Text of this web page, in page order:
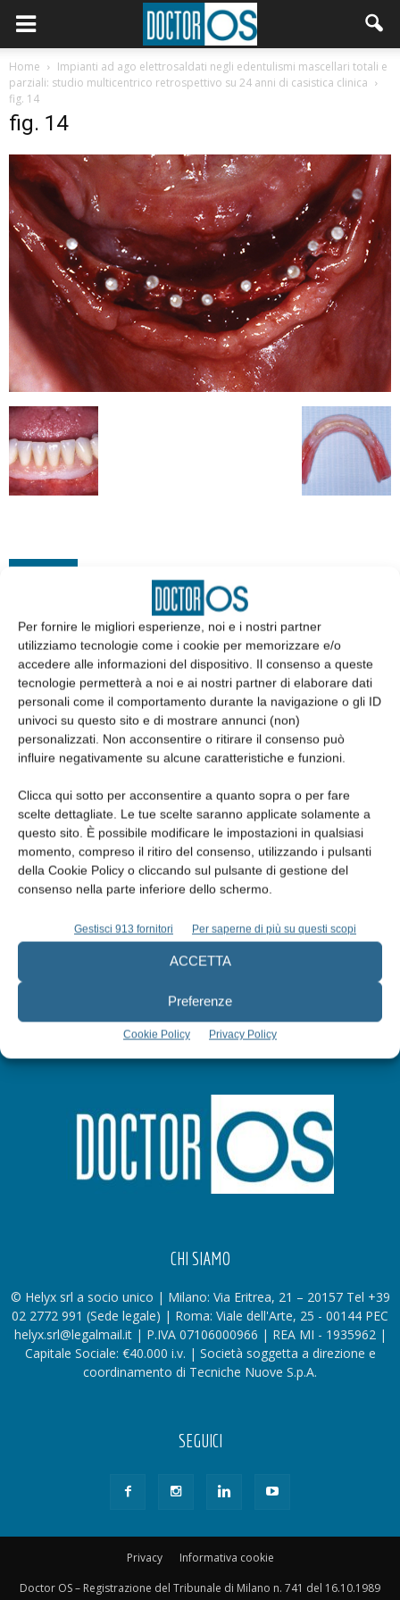
Per fornire le migliori esperienze, noi e i nostri partner
utilizziamo tecnologie come i cookie per memorizzare e/o
accedere alle informazioni del dispositivo. Il consenso a queste
tecnologie permetterà a noi e ai nostri partner di elaborare dati
personali come il comportamento durante la navigazione o gli ID
univoci su questo sito e di mostrare annunci (non)
personalizzati. Non acconsentire o ritirare il consenso può
influire negativamente su alcune caratteristiche e funzioni.
Clicca qui sotto per acconsentire a quanto sopra o per fare
scelte dettagliate. Le tue scelte saranno applicate solamente a
questo sito. È possibile modificare le impostazioni in qualsiasi
momento, compreso il ritiro del consenso, utilizzando i pulsanti
della Cookie Policy o cliccando sul pulsante di gestione del
consenso nella parte inferiore dello schermo.
Gestisci 913 fornitori Per saperne di più su questi scopi
ACCETTA
Preferenze
Cookie Policy Privacy Policy
Home
Impianti ad ago elettrosaldati negli edentulismi mascellari totali e
parziali: studio multicentrico retrospettivo su 24 anni di casistica clinica
fig. 14
fig. 14
EDICOLA
Edicola web
Abbonati
Iscriviti alla newsletter
CHI SIAMO
© Helyx srl a socio unico | Milano: Via Eritrea, 21 – 20157 Tel +39
02 2772 991 (Sede legale) | Roma: Viale dell'Arte, 25 - 00144 PEC
helyx.srl@legalmail.it | P.IVA 07106000966 | REA MI - 1935962 |
Capitale Sociale: €40.000 i.v. | Società soggetta a direzione e
coordinamento di Tecniche Nuove S.p.A.
SEGUICI
Privacy
Informativa cookie
Doctor OS – Registrazione del Tribunale di Milano n. 741 del 16.10.1989